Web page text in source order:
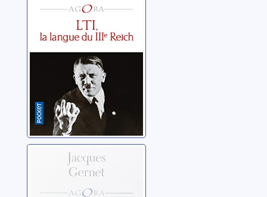
Klemperer, Victor
Le monde
chinois 02:
L'époque